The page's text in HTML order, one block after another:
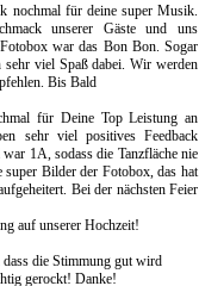
nochmal für deine super Musik.
unserer Gäste und uns
war das Bon Bon. Sogar
sehr viel Spaß dabei. Wir werden
Bis Bald
für Deine Top Leistung an
sehr viel positives Feedback
1A, sodass die Tanzfläche nie
Bilder der Fotobox, das hat
Bei der nächsten Feier
auf unserer Hochzeit!
die Stimmung gut wird
gerockt! Danke!